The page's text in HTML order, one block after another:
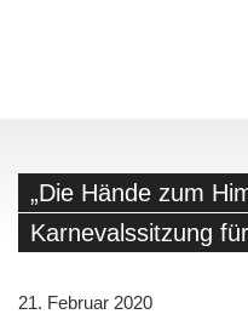
„Die Hände zum
Karnevalssitzung
21. Februar 2020